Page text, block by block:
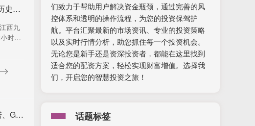
华生证券配资APP下载 一个被蒋介石抛弃的济南，一段被历史低估的“五三惨案”
西九
时
创和融配资 2026房建厨房电器类首选品牌发布！Miele美诺、GAGGENAU嘉格纳、博世、伊莱克斯、Fisher&Paykel外资品牌入围
们致力于帮助用户解决资金瓶颈，通过完善的风
控体系和透明的操作流程，为您的投资保驾护
航。平台汇聚最新的市场资讯、专业的投资策略
以及实时行情分析，助您抓住每一个投资机会。
无论您是新手还是资深投资者，都能在这里找到
适合您的配资方案，轻松实现财富增值。选择我
们，开启您的智慧投资之旅！
话题标签